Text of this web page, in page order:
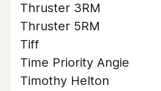
Thruster 3RM
Thruster 5RM
Tiff
Time Priority Angie
Timothy Helton